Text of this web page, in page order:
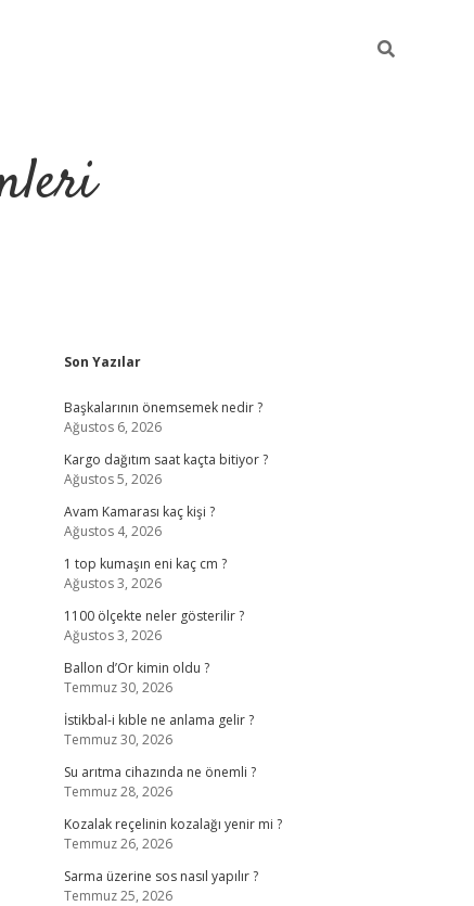
Sidebar
Son Yazılar
Başkalarının önemsemek nedir ?
Ağustos 6, 2026
Kargo dağıtım saat kaçta bitiyor ?
Ağustos 5, 2026
Avam Kamarası kaç kişi ?
Ağustos 4, 2026
1 top kumaşın eni kaç cm ?
Ağustos 3, 2026
1100 ölçekte neler gösterilir ?
Ağustos 3, 2026
Ballon d’Or kimin oldu ?
Temmuz 30, 2026
İstikbal-i kıble ne anlama gelir ?
Temmuz 30, 2026
Su arıtma cihazında ne önemli ?
Temmuz 28, 2026
Kozalak reçelinin kozalağı yenir mi ?
Temmuz 26, 2026
Sarma üzerine sos nasıl yapılır ?
Temmuz 25, 2026